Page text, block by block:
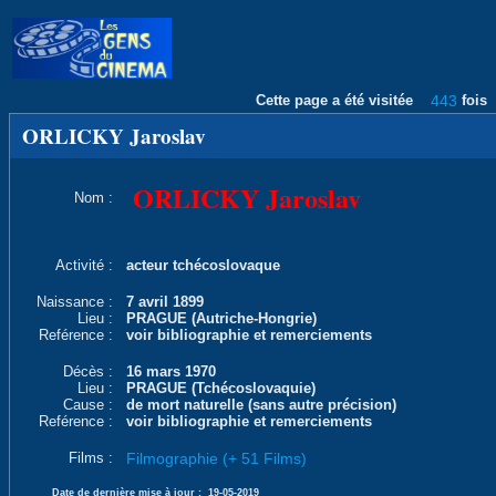
Cette page a été visitée 443 fois
ORLICKY Jaroslav
Nom : ORLICKY Jaroslav
Activité : acteur tchécoslovaque
Naissance :
7 avril 1899
Lieu :
PRAGUE (Autriche-Hongrie)
Reférence :
voir bibliographie et remerciements
Décès :
16 mars 1970
Lieu :
PRAGUE (Tchécoslovaquie)
Cause :
de mort naturelle (sans autre précision)
Reférence :
voir bibliographie et remerciements
Films : Filmographie (+ 51 Films)
Date de dernière mise à jour : 19-05-2019